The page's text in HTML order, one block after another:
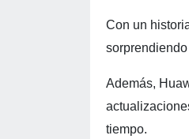
Con un
Además,
tiempo.